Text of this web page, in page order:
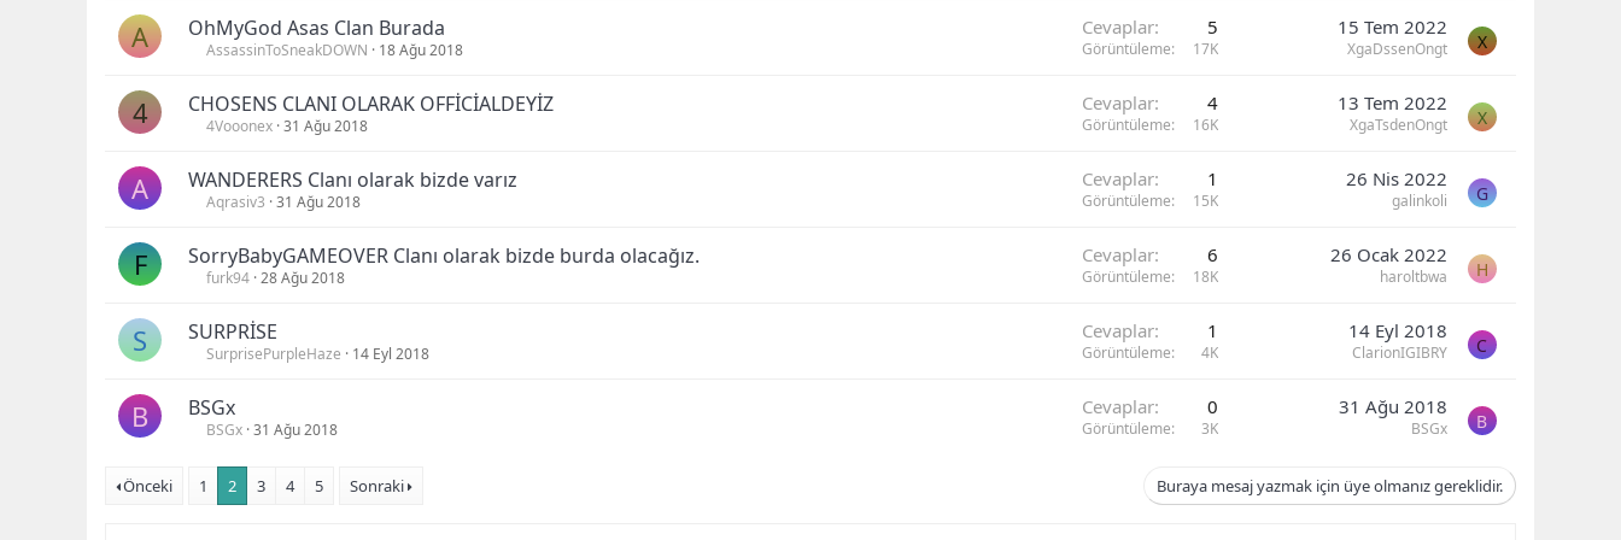
A OhMyGod Asas Clan Burada
AssassinToSneakDOWN 18 Ağu 2018
Cevaplar 5
Görüntüleme 17K
15 Tem 2022
XgaDssenOngt X
4 CHOSENS CLANI OLARAK OFFİCİALDEYİZ
4Vooonex 31 Ağu 2018
Cevaplar 4
Görüntüleme 16K
13 Tem 2022
XgaTsdenOngt X
A WANDERERS Clanı olarak bizde varız
Aqrasiv3 31 Ağu 2018
Cevaplar 1
Görüntüleme 15K
26 Nis 2022
galinkoli G
F SorryBabyGAMEOVER Clanı olarak bizde burda olacağız.
furk94 28 Ağu 2018
Cevaplar 6
Görüntüleme 18K
26 Ocak 2022
haroltbwa H
S SURPRİSE
SurprisePurpleHaze 14 Eyl 2018
Cevaplar 1
Görüntüleme 4K
14 Eyl 2018
ClarionIGIBRY C
B BSGx
BSGx 31 Ağu 2018
Cevaplar 0
Görüntüleme 3K
31 Ağu 2018
BSGx B
Önceki 1 2 3 4 5 Sonraki Buraya mesaj yazmak için üye olmanız gereklidir.